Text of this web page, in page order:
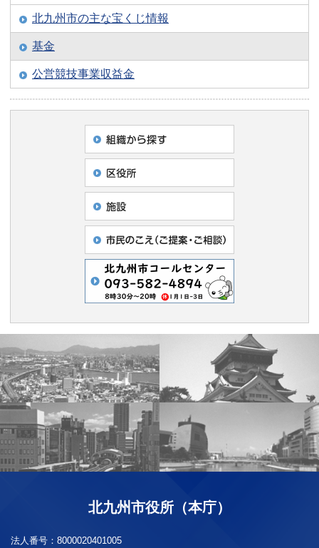
北九州市の主な宝くじ情報
基金
公営競技事業収益金
北九州市役所（本庁）
法人番号： 8000020401005